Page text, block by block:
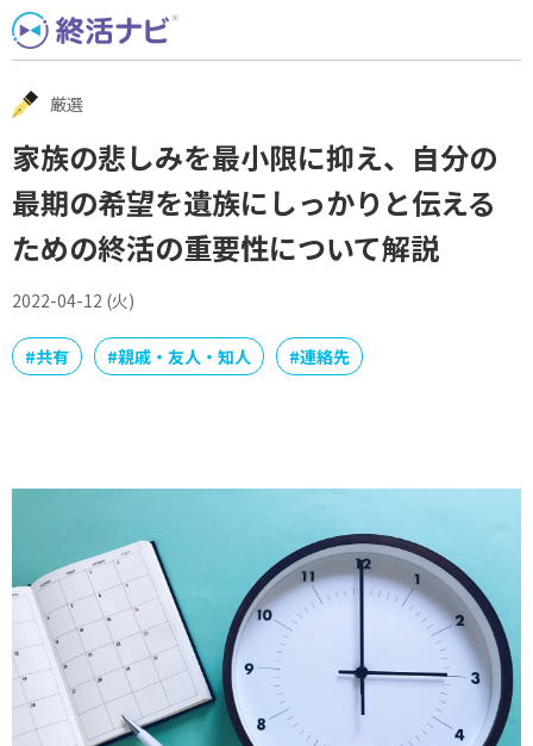
Skip
to
content
厳選
家族の悲しみを最小限に抑え、自分の
最期の希望を遺族にしっかりと伝える
ための終活の重要性について解説
2022-04-12 (火)
#共有 #親戚・友人・知人 #連絡先